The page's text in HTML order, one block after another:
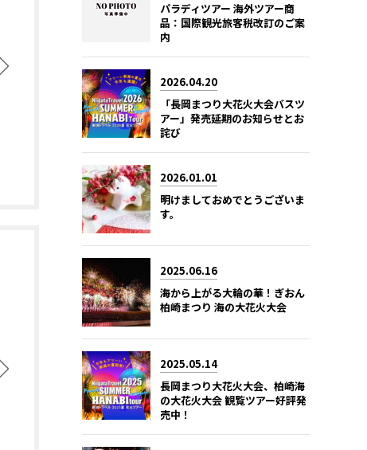
パラディツアー 海外ツアー商
品：国際観光旅客税改訂のご案
内
2026.04.20
「長岡まつり大花火大会バスツ
アー」発売延期のお知らせとお
詫び
2026.01.01
明けましておめでとうございま
す。
2025.06.16
海から上がる大輪の華！ぎおん
柏崎まつり 海の大花火大会
2025.05.14
長岡まつり大花火大会、柏崎海
の大花火大会 観覧ツアー好評発
売中！